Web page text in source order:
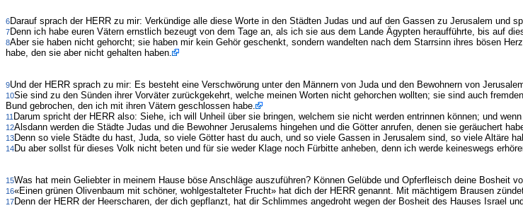
6Darauf sprach der HERR zu mir: Verkündige alle diese Worte in den Städten Judas und auf den Gassen zu Jerusalem und
7Denn ich habe euren Vätern ernstlich bezeugt von dem Tage an, als ich sie aus dem Lande Ägypten heraufführte, bis auf
8Aber sie haben nicht gehorcht; sie haben mir kein Gehör geschenkt, sondern wandelten nach dem Starrsinn ihres bösen
habe, den sie aber nicht gehalten haben.
9Und der HERR sprach zu mir: Es besteht eine Verschwörung unter den Männern von Juda und den Bewohnern von
10Sie sind zu den Sünden ihrer Vorväter zurückgekehrt, welche meinen Worten nicht gehorchen wollten; sie sind auch
Bund gebrochen, den ich mit ihren Vätern geschlossen habe.
11 Darum spricht der HERR also: Siehe, ich will Unheil über sie bringen, welchem sie nicht werden entrinnen können; und
12Alsdann werden die Städte Judas und die Bewohner Jerusalems hingehen und die Götter anrufen, denen sie geräuchert
13Denn so viele Städte du hast, Juda, so viele Götter hast du auch, und so viele Gassen in Jerusalem sind, so viele Altäre
14Du aber sollst für dieses Volk nicht beten und für sie weder Klage noch Fürbitte anheben, denn ich werde keineswegs
15Was hat mein Geliebter in meinem Hause böse Anschläge auszuführen? Können Gelübde und Opferfleisch deine Bosheit
16«Einen grünen Olivenbaum mit schöner, wohlgestalteter Frucht» hat dich der HERR genannt. Mit mächtigem Brausen
17Denn der HERR der Heerscharen, der dich gepflanzt, hat dir Schlimmes angedroht wegen der Bosheit des Hauses Israel